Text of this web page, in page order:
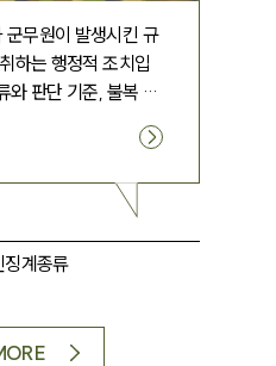
무원이 발생시킨 규
하는 행정적 조치입
와 판단 기준, 불복 방
징계종류